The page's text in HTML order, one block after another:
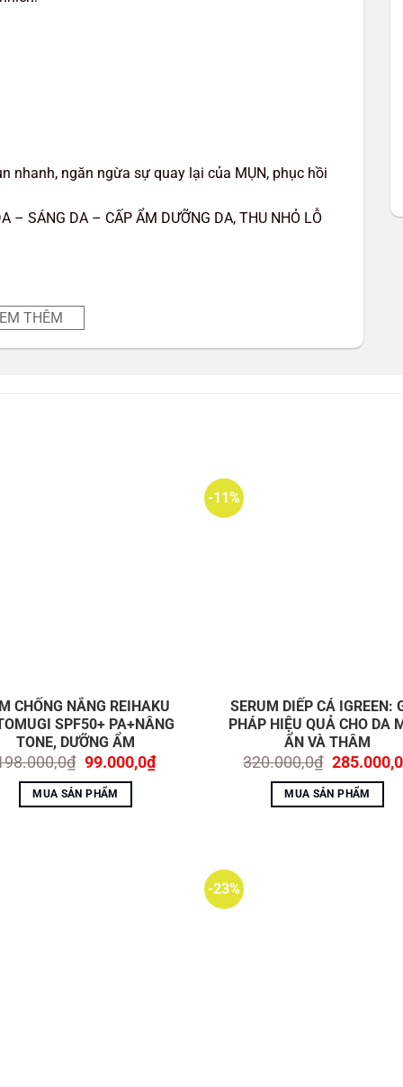
nhanh, ngăn ngừa sự quay lại của MỤN, phục hồi
– SÁNG DA – CẤP ẨM DƯỠNG DA, THU NHỎ LỖ
tính, sử dụng được cho cả trẻ em bị rôm sẩy và mẩn
tiết cách sử dụng đi kèm sản phẩm
thâm làm mịn da hiệu quả trong 7 ngày
THÊM
CHỐNG NẮNG REIHAKU
SPF50+ PA+NÂNG
TONE, DƯỠNG ẨM
₫ Giá
gốc
là:
198.000,0₫.
99.000,0₫Giá
hiện
MUA SẢN PHẨM
-11%
SERUM DIẾP CÁ IGREEN:
PHÁP HIỆU QUẢ CHO DA
ẨN VÀ THÂM
320.000,0₫ Giá
gốc
là:
285.000,0
MUA SẢN PHẨM
-23%